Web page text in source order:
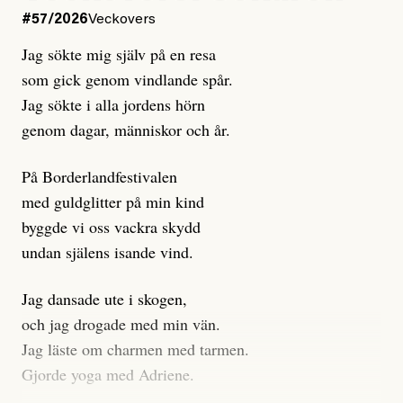
Dagens ETC arbetar med ”opålitliga källor” för att
klickbete är inte intressant för Dagens ETC.
Journalistiken är låst. En klatschig men korrekt rubrik
gör förhoppningsvis att en nyfiken beställer
prenumeration, men den avslutas sekunder senare om
dessa granskningar på olika källor, alltifrån domar till
en mängd intervjupersoner, inklusive generös
möjlighet att bemöta för såväl personen vars motiv att
engagera sig i Palestinarörelsen ifrågasätts som de
grupper där Säpo-resursen samlade in uppgifter.
Researchen är grundlig.
Möjligen är det egentligen inte journalistikens metod
som stör?
#57/2026Veckovers
Jag sökte mig själv på en resa
som gick genom vindlande spår.
Jag sökte i alla jordens hörn
genom dagar, människor och år.
På Borderlandfestivalen
med guldglitter på min kind
byggde vi oss vackra skydd
undan själens isande vind.
Jag dansade ute i skogen,
och jag drogade med min vän.
Jag läste om charmen med tarmen.
Gjorde yoga med Adriene.